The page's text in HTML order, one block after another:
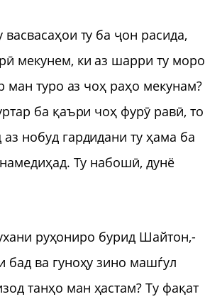
ту ба ҷон расида,
мекунем, ки аз шарри ту моро
ман туро аз чоҳ раҳо мекунам?
ба қаъри чоҳ фурӯ равӣ, то
нобуд гардидани ту ҳама ба
Ту набошӣ, дунё
руҳониро бурид Шайтон,-
ва гуноҳу зино машѓул
танҳо ман ҳастам? Ту фақат